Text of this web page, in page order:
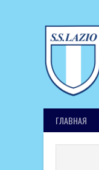
ГЛАВНАЯ